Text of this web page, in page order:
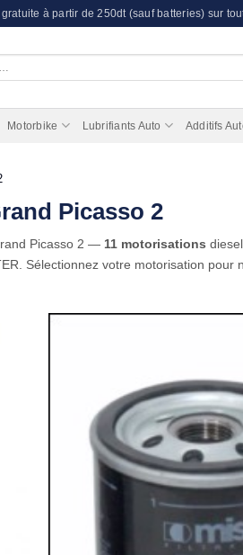
gratuite à partir de 250dt (sauf batteries) sur
Motorbike Lubrifiants Auto Additifs
Picasso 2
Picasso 2 — 11 motorisations
Sélectionnez votre motorisation pour